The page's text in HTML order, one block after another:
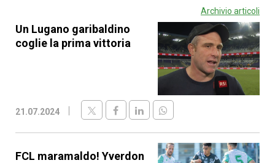
Archivio articoli
Un Lugano garibaldino
coglie la prima vittoria
21.07.2024
FCL maramaldo! Yverdon